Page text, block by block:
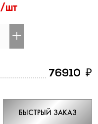
/шт
+
76910 ₽
БЫСТРЫЙ ЗАКАЗ